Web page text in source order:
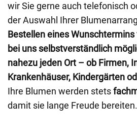
wir Sie gerne auch telefonisch
der Auswahl Ihrer
Bestellen eines
bei uns selbstverständlich
nahezu jeden Ort – ob Firmen,
Krankenhäuser, Kindergärten
Ihre Blumen werden stets
damit sie lange Freude bereiten.